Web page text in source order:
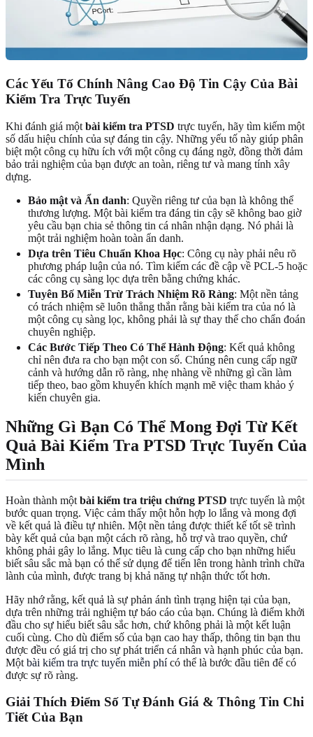
Các Yếu Tố Chính Nâng Cao Độ Tin Cậy Của Bài
Kiểm Tra Trực Tuyến
Khi đánh giá một bài kiểm tra PTSD trực tuyến, hãy tìm kiếm một
số dấu hiệu chính của sự đáng tin cậy. Những yếu tố này giúp phân
biệt một công cụ hữu ích với một công cụ đáng ngờ, đồng thời đảm
bảo trải nghiệm của bạn được an toàn, riêng tư và mang tính xây
dựng.
Bảo mật và Ẩn danh: Quyền riêng tư của bạn là không thể
thương lượng. Một bài kiểm tra đáng tin cậy sẽ không bao giờ
yêu cầu bạn chia sẻ thông tin cá nhân nhận dạng. Nó phải là
một trải nghiệm hoàn toàn ẩn danh.
Dựa trên Tiêu Chuẩn Khoa Học: Công cụ này phải nêu rõ
phương pháp luận của nó. Tìm kiếm các đề cập về PCL-5 hoặc
các công cụ sàng lọc dựa trên bằng chứng khác.
Tuyên Bố Miễn Trừ Trách Nhiệm Rõ Ràng: Một nền tảng
có trách nhiệm sẽ luôn thẳng thắn rằng bài kiểm tra của nó là
một công cụ sàng lọc, không phải là sự thay thế cho chẩn đoán
chuyên nghiệp.
Các Bước Tiếp Theo Có Thể Hành Động: Kết quả không
chỉ nên đưa ra cho bạn một con số. Chúng nên cung cấp ngữ
cảnh và hướng dẫn rõ ràng, nhẹ nhàng về những gì cần làm
tiếp theo, bao gồm khuyến khích mạnh mẽ việc tham khảo ý
kiến chuyên gia.
Những Gì Bạn Có Thể Mong Đợi Từ Kết
Quả Bài Kiểm Tra PTSD Trực Tuyến Của
Mình
Hoàn thành một bài kiểm tra triệu chứng PTSD trực tuyến là một
bước quan trọng. Việc cảm thấy một hỗn hợp lo lắng và mong đợi
về kết quả là điều tự nhiên. Một nền tảng được thiết kế tốt sẽ trình
bày kết quả của bạn một cách rõ ràng, hỗ trợ và trao quyền, chứ
không phải gây lo lắng. Mục tiêu là cung cấp cho bạn những hiểu
biết sâu sắc mà bạn có thể sử dụng để tiến lên trong hành trình chữa
lành của mình, được trang bị khả năng tự nhận thức tốt hơn.
Hãy nhớ rằng, kết quả là sự phản ánh tình trạng hiện tại của bạn,
dựa trên những trải nghiệm tự báo cáo của bạn. Chúng là điểm khởi
đầu cho sự hiểu biết sâu sắc hơn, chứ không phải là một kết luận
cuối cùng. Cho dù điểm số của bạn cao hay thấp, thông tin bạn thu
được đều có giá trị cho sự phát triển cá nhân và hạnh phúc của bạn.
Một bài kiểm tra trực tuyến miễn phícó thể là bước đầu tiên để có
được sự rõ ràng.
Giải Thích Điểm Số Tự Đánh Giá & Thông Tin Chi
Tiết Của Bạn